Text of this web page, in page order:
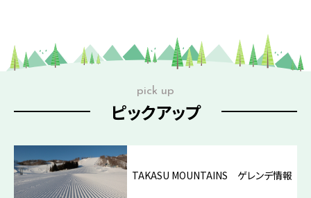
pick up
ピックアップ
TAKASU MOUNTAINS ゲレンデ情報